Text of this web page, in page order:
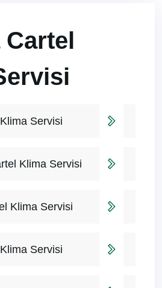
Servisi
Klima Servisi
Klima Servisi
Servisi